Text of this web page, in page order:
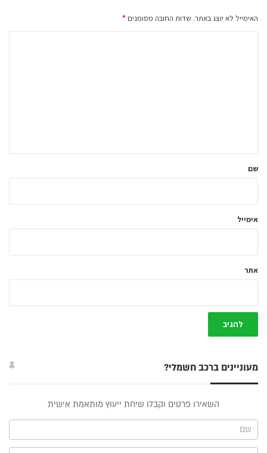
האימייל לא יוצג באתר. שדות החובה מסומנים *
ל
שם
אימייל
אתר
מעוניינים ברכב חשמלי?
תפריט
צד
השאירו פרטים וקבלו שיחת ייעוץ מותאמת אישית